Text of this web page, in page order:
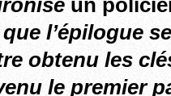
un
l’épilogue
obtenu les
le premier